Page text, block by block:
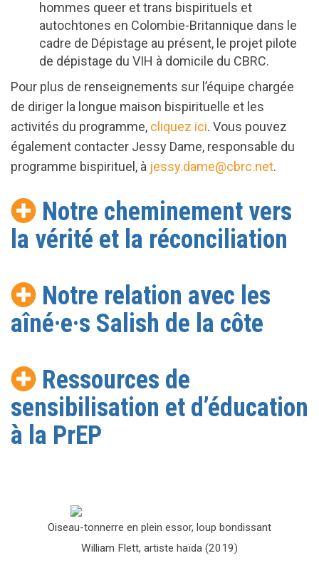
hommes queer et trans bispirituels et
autochtones en Colombie-Britannique dans le
cadre de Dépistage au présent, le projet pilote
de dépistage du VIH à domicile du CBRC.
Pour plus de renseignements sur l’équipe chargée
de diriger la longue maison bispirituelle et les
activités du programme, cliquez ici. Vous pouvez
également contacter Jessy Dame, responsable du
programme bispirituel, à jessy.dame@cbrc.net.
Notre cheminement vers
la vérité et la réconciliation
Notre relation avec les
aîné·e·s Salish de la côte
Ressources de
sensibilisation et d’éducation
à la PrEP
Oiseau-tonnerre en plein essor, loup bondissant
William Flett, artiste haïda (2019)